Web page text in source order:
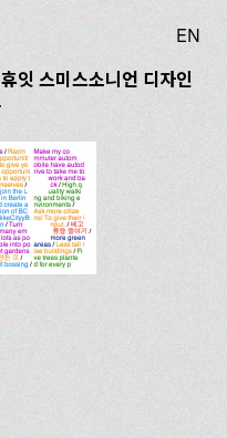
EN
잇 스미스소니언 디자인